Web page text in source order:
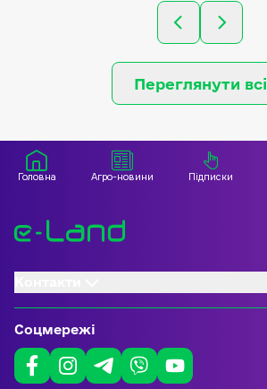
Кіровоградська область
Переглянути всі
Головна Агро-новини Підписки
Соцмережі